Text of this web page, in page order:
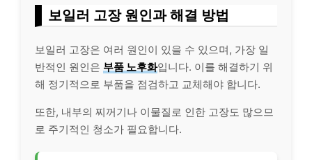
보일러 고장 원인과 해결 방법
보일러 고장은 여러 원인이 있을 수 있으며, 가장 일
반적인 원인은 부품 노후화입니다. 이를 해결하기 위
해 정기적으로 부품을 점검하고 교체해야 합니다.
또한, 내부의 찌꺼기나 이물질로 인한 고장도 많으므
로 주기적인 청소가 필요합니다.